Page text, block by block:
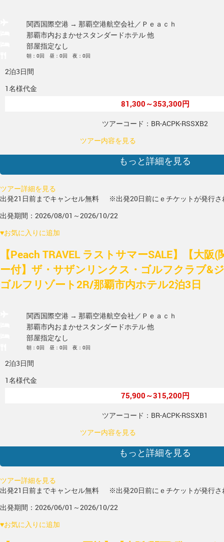
関西国際空港 → 那覇空港航空会社／Ｐｅａｃｈ
那覇市内おまかせスタンダードホテル 他
部屋指定なし
朝：0回 昼：0回 夜：0回
2泊3日間
1名様代金
81,300～353,300円
ツアーコード：BR-ACPK-RSSXB2
ツアー内容を見る
もっと詳細を見る
ツアー詳細を見る
出発21日前までキャンセル無料
※出発20日前にｅチケットが発行さ
出発期間：2026/08/01～2026/10/22
♥お気に入りに追加
【Peach TRAVEL ラストサマーSALE】【大
ー付】ザ・サザンリンクス・ゴルフクラブ&
ゴルフリゾート2R/那覇市内ホテル2泊3日
関西国際空港 → 那覇空港航空会社／Ｐｅａｃｈ
那覇市内おまかせスタンダードホテル 他
部屋指定なし
朝：0回 昼：0回 夜：0回
2泊3日間
1名様代金
75,900～315,200円
ツアーコード：BR-ACPK-RSSXB1
ツアー内容を見る
もっと詳細を見る
ツアー詳細を見る
出発21日前までキャンセル無料
※出発20日前にｅチケットが発行さ
出発期間：2026/06/01～2026/10/22
♥お気に入りに追加